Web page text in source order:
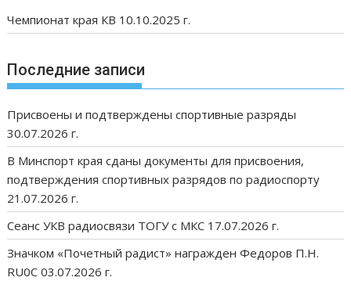
Чемпионат края КВ 10.10.2025 г.
Последние записи
Присвоены и подтверждены спортивные разряды
30.07.2026 г.
В Минспорт края сданы документы для присвоения,
подтверждения спортивных разрядов по радиоспорту
21.07.2026 г.
Сеанс УКВ радиосвязи ТОГУ с МКС 17.07.2026 г.
Значком «Почетный радист» награжден Федоров П.Н.
RU0C 03.07.2026 г.